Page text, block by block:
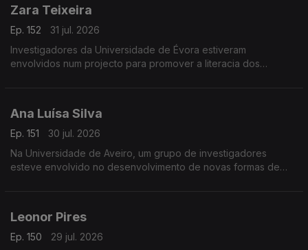
Zara Teixeira
Ep. 152
31 jul. 2026
Investigadores da Universidade de Évora estiveram
envolvidos num projecto para promover a literacia dos
Ana Luísa Silva
Ep. 151
30 jul. 2026
Na Universidade de Aveiro, um grupo de investigadores
esteve envolvido no desenvolvimento de novas formas de
Leonor Pires
Ep. 150
29 jul. 2026